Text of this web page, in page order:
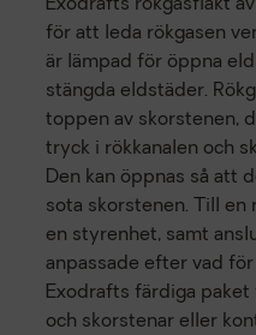
Exodrafts rökgasfläkt
för att leda rökgasen
är lämpad för öppna
stängda eldstäder.
toppen av skorstenen,
tryck i rökkanalen och
Den kan öppnas så att
sota skorstenen. Till
en styrenhet, samt
anpassade efter vad
Exodrafts färdiga
och skorstenar eller